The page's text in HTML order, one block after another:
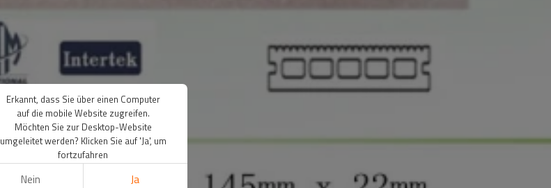
Erkannt, dass Sie über einen Computer
auf die mobile Website zugreifen.
Möchten Sie zur Desktop-Website
umgeleitet werden? Klicken Sie auf 'Ja', um
fortzufahren
Nein Ja